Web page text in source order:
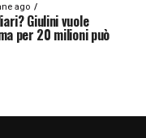
ago
Giulini vuole
per 20 milioni può